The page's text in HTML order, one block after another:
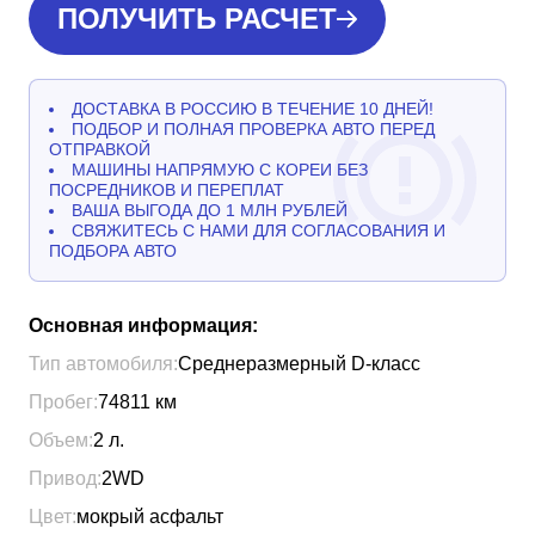
ПОЛУЧИТЬ РАСЧЕТ
ДОСТАВКА В РОССИЮ В ТЕЧЕНИЕ 10 ДНЕЙ!
ПОДБОР И ПОЛНАЯ ПРОВЕРКА АВТО ПЕРЕД
ОТПРАВКОЙ
МАШИНЫ НАПРЯМУЮ С КОРЕИ БЕЗ
ПОСРЕДНИКОВ И ПЕРЕПЛАТ
ВАША ВЫГОДА ДО 1 МЛН РУБЛЕЙ
СВЯЖИТЕСЬ С НАМИ ДЛЯ СОГЛАСОВАНИЯ И
ПОДБОРА АВТО
Основная информация:
Тип автомобиля:Среднеразмерный D-класс
Пробег:74811 км
Объем:2 л.
Привод:2WD
Цвет:мокрый асфальт